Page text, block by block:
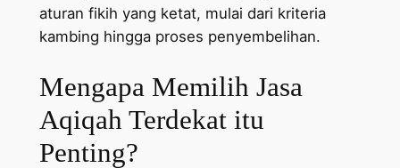
aturan fikih yang ketat, mulai dari kriteria
kambing hingga proses penyembelihan.
Mengapa Memilih Jasa
Aqiqah Terdekat itu
Penting?